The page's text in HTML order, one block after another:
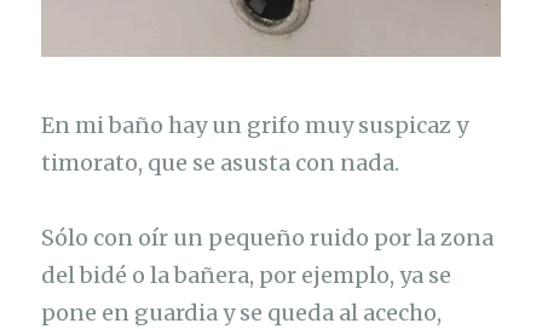
En mi baño hay un grifo muy suspicaz y
timorato, que se asusta con nada.
Sólo con oír un pequeño ruido por la zona
del bidé o la bañera, por ejemplo, ya se
pone en guardia y se queda al acecho,